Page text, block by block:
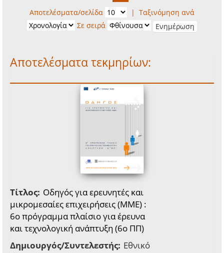
Αποτελέσματα/σελίδα
| Ταξινόμηση ανά
Σε σειρά
Αποτελέσματα τεκμηρίων:
Τίτλος: Οδηγός για ερευνητές και
μικρομεσαίες επιχειρήσεις (ΜΜΕ) :
6o πρόγραμμα πλαίσιο για έρευνα
και τεχνολογική ανάπτυξη (6ο ΠΠ)
Δημιουργός/Συντελεστής: Εθνικό